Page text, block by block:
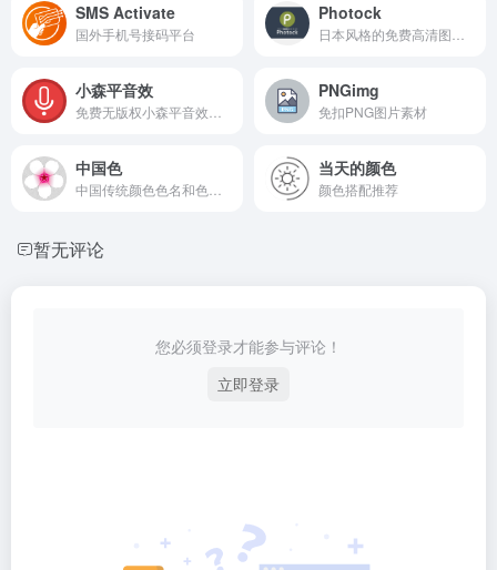
SMS Activate
国外手机号接码平台
Photock
小森平音效 PNGimg
免扣PNG图片素材
中国色 当天的颜色
颜色搭配推荐
暂无评论
您必须登录才能参与评论！
立即登录